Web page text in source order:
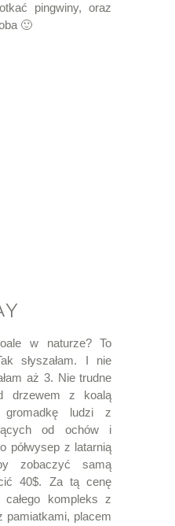
pingwiny, oraz
🙂
w naturze? To
słyszałam. I nie
aż 3. Nie trudne
drzewem z koalą
gromadkę ludzi z
od ochów i
półwysep z latarnią
zobaczyć samą
40$. Za tą cenę
kompleks z
pamiatkami, placem